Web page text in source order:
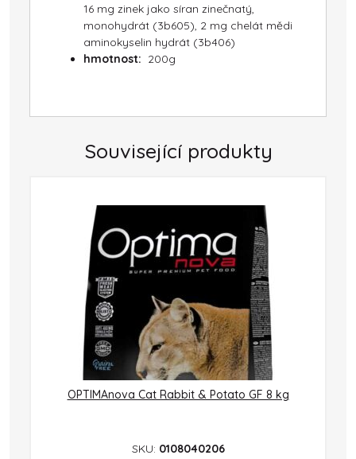
16 mg zinek jako síran zinečnatý,
monohydrát (3b605), 2 mg chelát mědi
aminokyselin hydrát (3b406)
hmotnost: 200g
Související produkty
OPTIMAnova Cat Rabbit & Potato GF 8 kg
SKU: 0108040206